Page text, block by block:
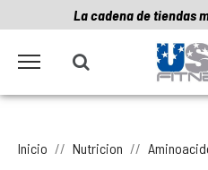
La cadena de tiendas
Inicio Nutricion